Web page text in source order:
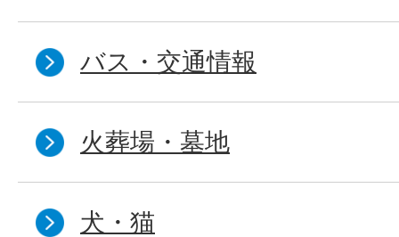
バス・交通情報
火葬場・墓地
犬・猫